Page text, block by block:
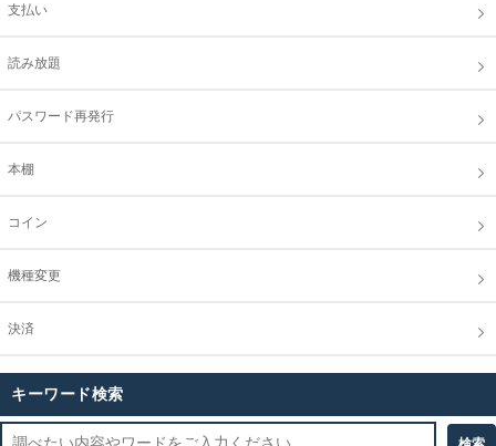
支払い
読み放題
パスワード再発行
本棚
コイン
機種変更
決済
キーワード検索